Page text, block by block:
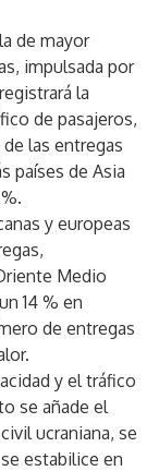
de mayor
impulsada por
la
de pasajeros,
las entregas
países de Asia
y europeas
Medio
14 % en
de entregas
y el tráfico
se añade el
ucraniana, se
estabilice en